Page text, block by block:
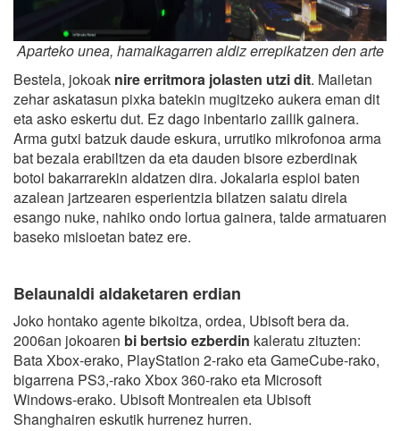
Aparteko unea, hamaikagarren aldiz errepikatzen den arte
Bestela, jokoak nire erritmora jolasten utzi dit. Mailetan
zehar askatasun pixka batekin mugitzeko aukera eman dit
eta asko eskertu dut. Ez dago inbentario zailik gainera.
Arma gutxi batzuk daude eskura, urrutiko mikrofonoa arma
bat bezala erabiltzen da eta dauden bisore ezberdinak
botoi bakarrarekin aldatzen dira. Jokalaria espioi baten
azalean jartzearen esperientzia bilatzen saiatu direla
esango nuke, nahiko ondo lortua gainera, talde armatuaren
baseko misioetan batez ere.
Belaunaldi aldaketaren erdian
Joko hontako agente bikoitza, ordea, Ubisoft bera da.
2006an jokoaren bi bertsio ezberdin kaleratu zituzten:
Bata Xbox-erako, PlayStation 2-rako eta GameCube-rako,
bigarrena PS3,-rako Xbox 360-rako eta Microsoft
Windows-erako. Ubisoft Montrealen eta Ubisoft
Shanghairen eskutik hurrenez hurren.